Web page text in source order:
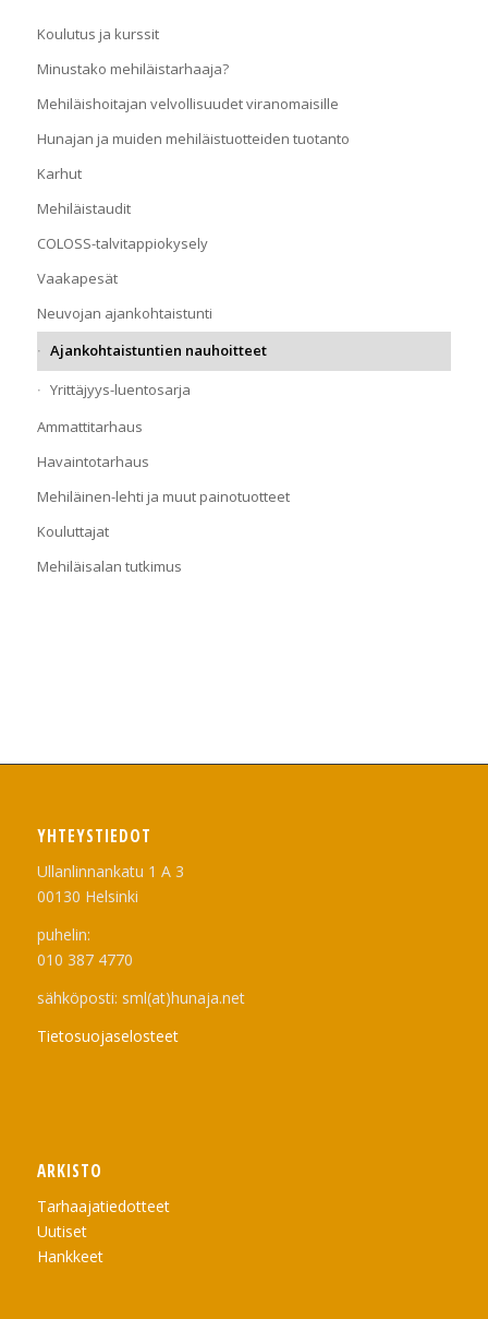
Koulutus ja kurssit
Minustako mehiläistarhaaja?
Mehiläishoitajan velvollisuudet viranomaisille
Hunajan ja muiden mehiläistuotteiden tuotanto
Karhut
Mehiläistaudit
COLOSS-talvitappiokysely
Vaakapesät
Neuvojan ajankohtaistunti
Ajankohtaistuntien nauhoitteet
Yrittäjyys-luentosarja
Ammattitarhaus
Havaintotarhaus
Mehiläinen-lehti ja muut painotuotteet
Kouluttajat
Mehiläisalan tutkimus
YHTEYSTIEDOT
Ullanlinnankatu 1 A 3
00130 Helsinki
puhelin:
010 387 4770
sähköposti: sml(at)hunaja.net
Tietosuojaselosteet
ARKISTO
Tarhaajatiedotteet
Uutiset
Hankkeet